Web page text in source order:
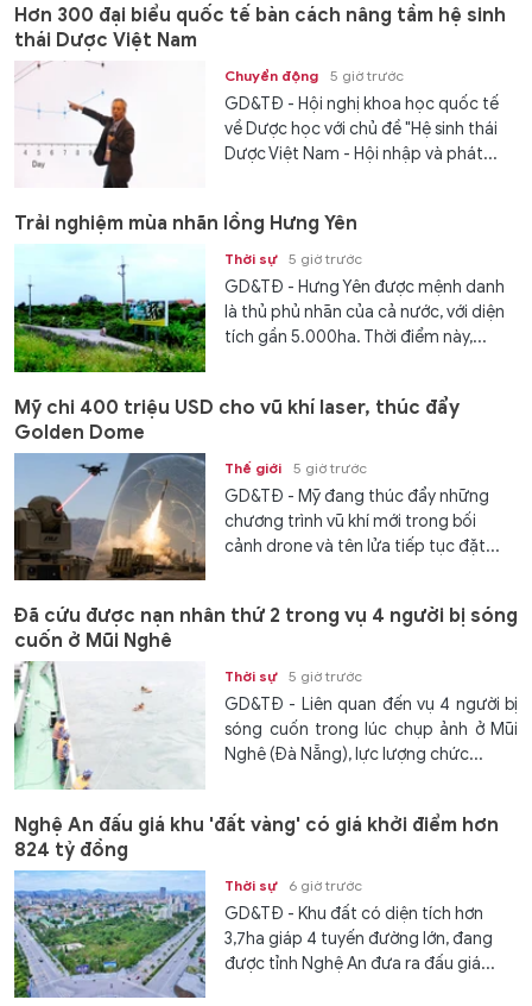
Hơn 300 đại biểu quốc tế bàn cách nâng tầm hệ sinh
thái Dược Việt Nam
Chuyển động 5 giờ trước
GD&TĐ - Hội nghị khoa học quốc tế
về Dược học với chủ đề "Hệ sinh thái
Dược Việt Nam - Hội nhập và phát...
Trải nghiệm mùa nhãn lồng Hưng Yên
Thời sự 5 giờ trước
GD&TĐ - Hưng Yên được mệnh danh
là thủ phủ nhãn của cả nước, với diện
tích gần 5.000ha. Thời điểm này,...
Mỹ chi 400 triệu USD cho vũ khí laser, thúc đẩy
Golden Dome
Thế giới 5 giờ trước
GD&TĐ - Mỹ đang thúc đẩy những
chương trình vũ khí mới trong bối
cảnh drone và tên lửa tiếp tục đặt...
Đã cứu được nạn nhân thứ 2 trong vụ 4 người bị sóng
cuốn ở Mũi Nghê
Thời sự 5 giờ trước
GD&TĐ - Liên quan đến vụ 4 người bị
sóng cuốn trong lúc chụp ảnh ở Mũi
Nghê (Đà Nẵng), lực lượng chức...
Nghệ An đấu giá khu 'đất vàng' có giá khởi điểm hơn
824 tỷ đồng
Thời sự 6 giờ trước
GD&TĐ - Khu đất có diện tích hơn
3,7ha giáp 4 tuyến đường lớn, đang
được tỉnh Nghệ An đưa ra đấu giá...